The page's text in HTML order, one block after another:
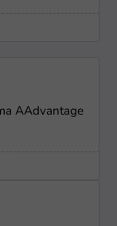
AAdvantage